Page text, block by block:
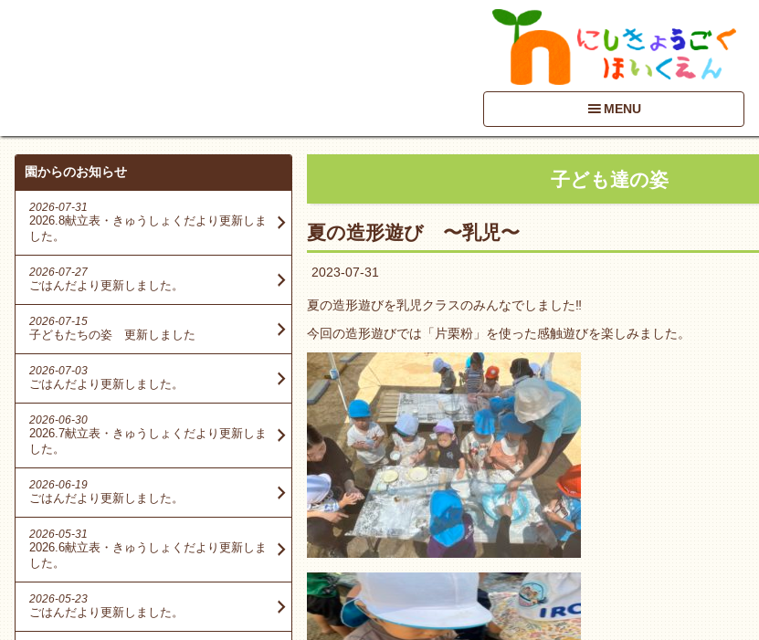
MENU
子ども達の姿
夏の造形遊び 〜乳児〜
2023-07-31
夏の造形遊びを乳児クラスのみんなでしました‼︎
今回の造形遊びでは「片栗粉」を使った感触遊びを楽しみました。
園からのお知らせ
2026-07-31
2026.8献立表・きゅうしょくだより更新しま
した。
2026-07-27
ごはんだより更新しました。
2026-07-15
子どもたちの姿 更新しました
2026-07-03
ごはんだより更新しました。
2026-06-30
2026.7献立表・きゅうしょくだより更新しま
した。
2026-06-19
ごはんだより更新しました。
2026-05-31
2026.6献立表・きゅうしょくだより更新しま
した。
2026-05-23
ごはんだより更新しました。